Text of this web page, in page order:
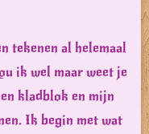
tekenen al helemaal
ik wel maar weet je
kladblok en mijn
Ik begin met wat